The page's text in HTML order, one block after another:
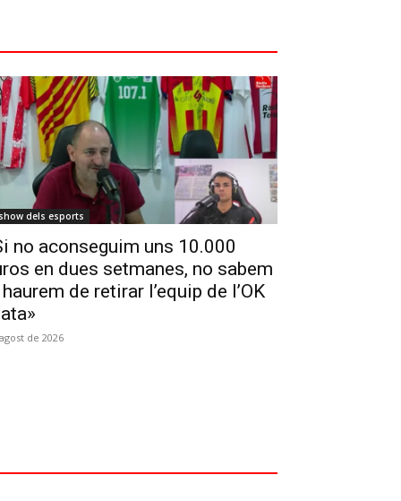
dels esports
no aconseguim uns 10.000
en dues setmanes, no sabem
de retirar l’equip de l’OK
de 2026